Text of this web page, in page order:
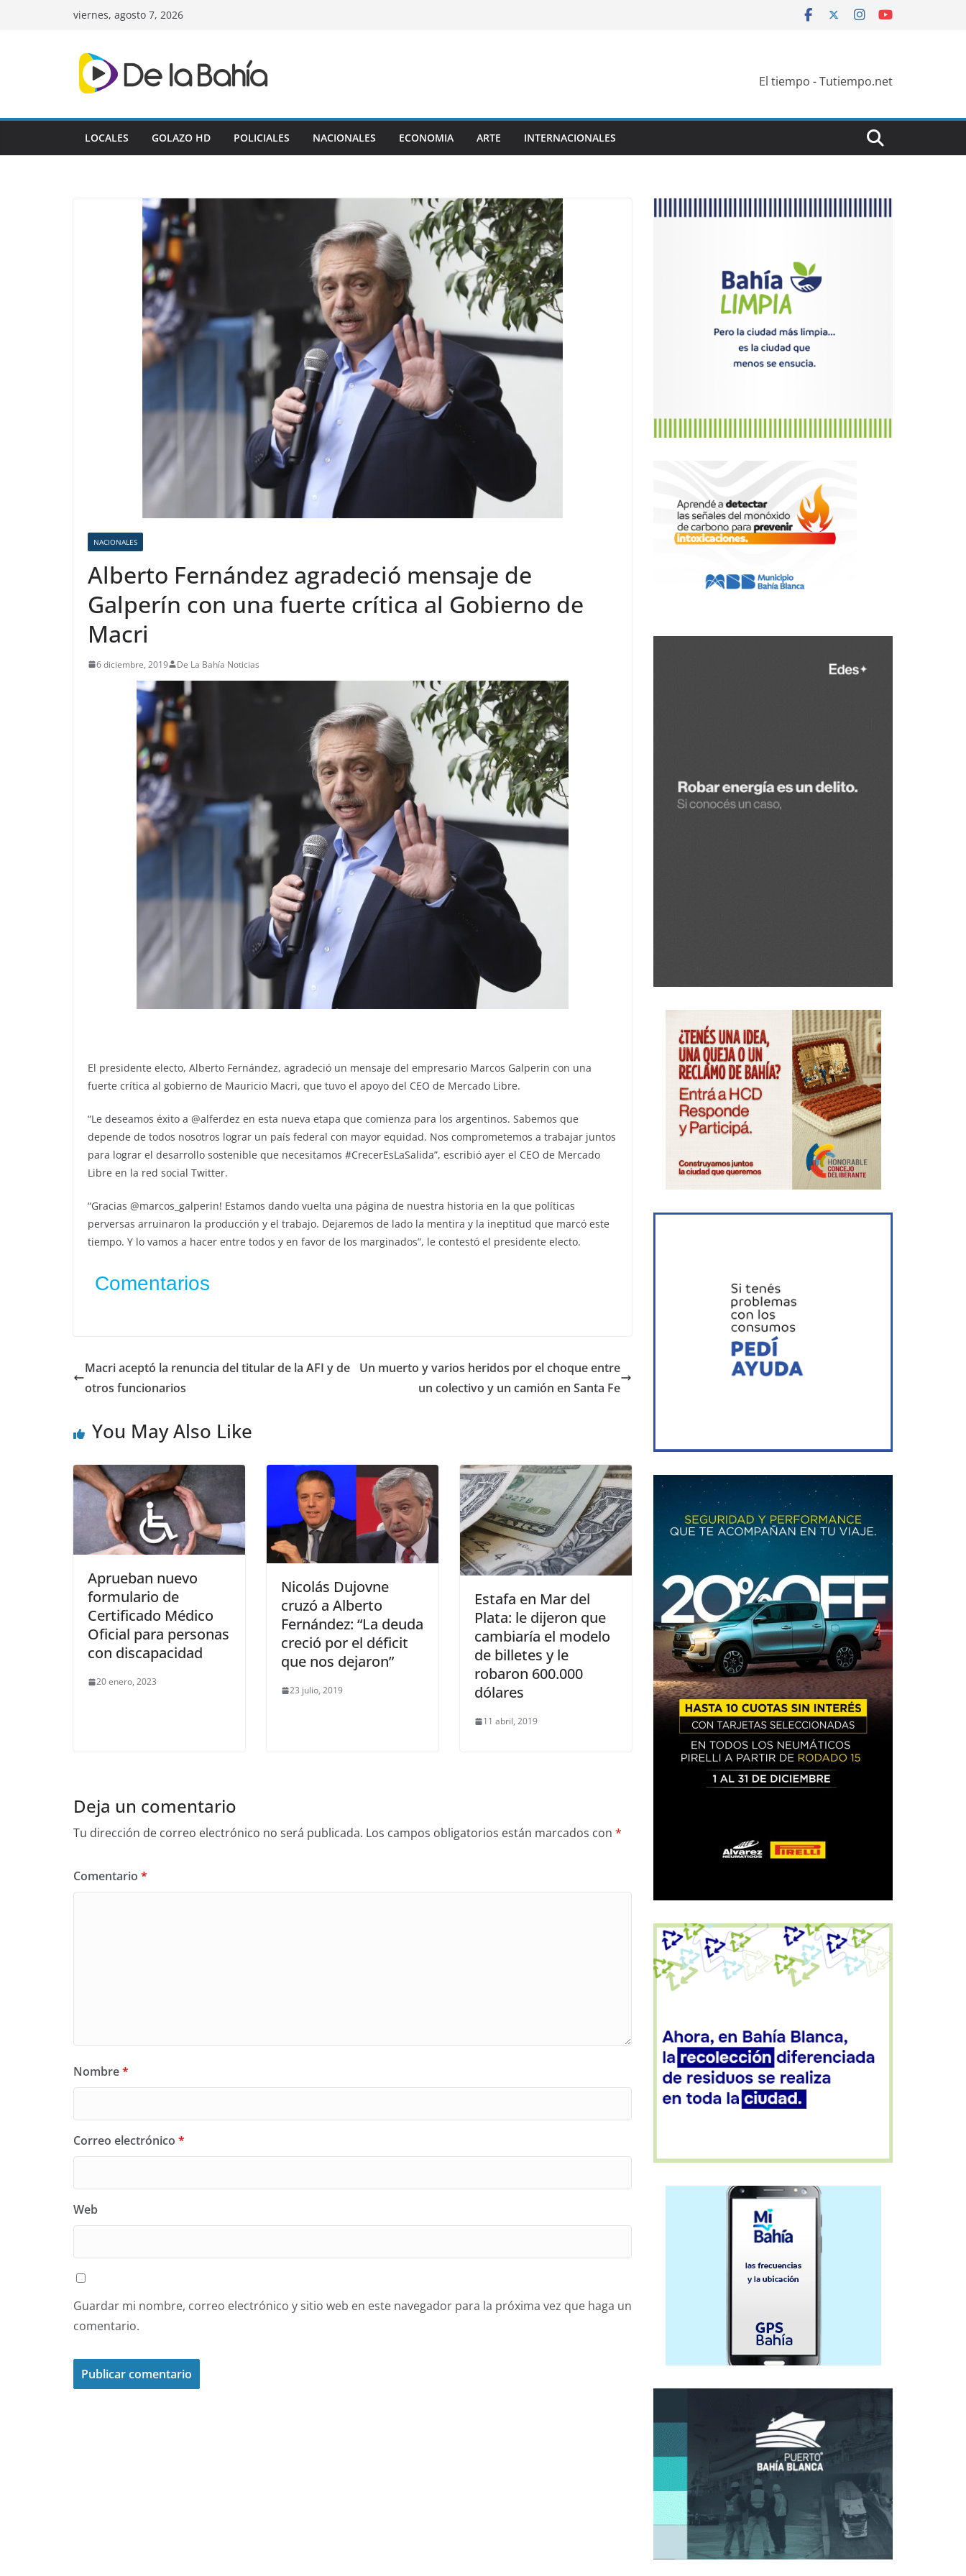
viernes, agosto 7, 2026
El tiempo - Tutiempo.net
LOCALES GOLAZO HD POLICIALES NACIONALES ECONOMIA ARTE INTERNACIONALES
NACIONALES
Alberto Fernández agradeció mensaje de
Galperín con una fuerte crítica al Gobierno de
Macri
6 diciembre, 2019 De La Bahía Noticias
El presidente electo, Alberto Fernández, agradeció un mensaje del empresario Marcos Galperin con una
fuerte crítica al gobierno de Mauricio Macri, que tuvo el apoyo del CEO de Mercado Libre.
“Le deseamos éxito a @alferdez en esta nueva etapa que comienza para los argentinos. Sabemos que
depende de todos nosotros lograr un país federal con mayor equidad. Nos comprometemos a trabajar juntos
para lograr el desarrollo sostenible que necesitamos #CrecerEsLaSalida”, escribió ayer el CEO de Mercado
Libre en la red social Twitter.
“Gracias @marcos_galperin! Estamos dando vuelta una página de nuestra historia en la que políticas
perversas arruinaron la producción y el trabajo. Dejaremos de lado la mentira y la ineptitud que marcó este
tiempo. Y lo vamos a hacer entre todos y en favor de los marginados”, le contestó el presidente electo.
Comentarios
Macri aceptó la renuncia del titular de la AFI y de
otros funcionarios
Un muerto y varios heridos por el choque entre
un colectivo y un camión en Santa Fe
You May Also Like
Aprueban nuevo
formulario de
Certificado Médico
Oficial para personas
con discapacidad
20 enero, 2023
Nicolás Dujovne
cruzó a Alberto
Fernández: “La deuda
creció por el déficit
que nos dejaron”
23 julio, 2019
Estafa en Mar del
Plata: le dijeron que
cambiaría el modelo
de billetes y le
robaron 600.000
dólares
11 abril, 2019
Deja un comentario
Tu dirección de correo electrónico no será publicada. Los campos obligatorios están marcados con *
Comentario *
Nombre*
Correo electrónico *
Web
Guardar mi nombre, correo electrónico y sitio web en este navegador para la próxima vez que haga un
comentario.